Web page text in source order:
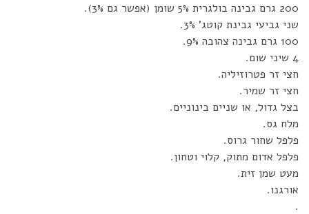
200 גרם גבינה בולגרית 5% שומן (אפשר גם 3%).
שני גביעי גבינת קוטג' 3%.
100 גרם גבינה צהובה 9%.
4 שיני שום.
חצי זר פטרוזיליה.
חצי זר שמיר.
בצל גדול, או שניים בינוניים.
מלח גס.
פלפל שחור גרוס.
פלפל אדום מתוק, קלוי וטחון.
מעט שמן זית.
אורגנו.
.